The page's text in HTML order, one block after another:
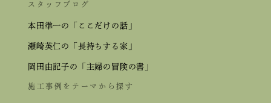
スタッフブログ
本田準一の「ここだけの話」
瀬崎英仁の「長持ちする家」
岡田由記子の「主婦の冒険の書」
施工事例をテーマから探す